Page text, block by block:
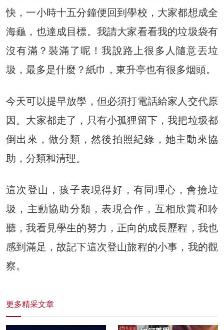
快，一小時十五分鐘便回到學校，大家都想成全
海龜，也達成目標。我請大家看看我的垃圾袋有
沒有滿？裝滿了呢！我說路上很多人隨意丟垃
圾，最多是什麼？紙巾，東升亭也有很多烟頭。
今天可以提早放學，但必須打電話給家人交代原
因。大家都走了，只有小孤狸留下，我把垃圾都
倒出來，做分類，然後拍照紀錄，她主動來協
助，分類和清理。
這次登山，孩子表現得好，有同理心，會撿垃
圾，主動協助分類，表現合作，互相欣賞和聆
聽，我看見學生的努力，正向的成長歷程，我也
感到滿足，故記下這次登山旅程的小事，我的觀
察。
更多精采文章